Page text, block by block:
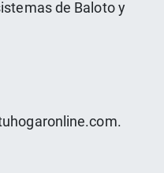
de Baloto y